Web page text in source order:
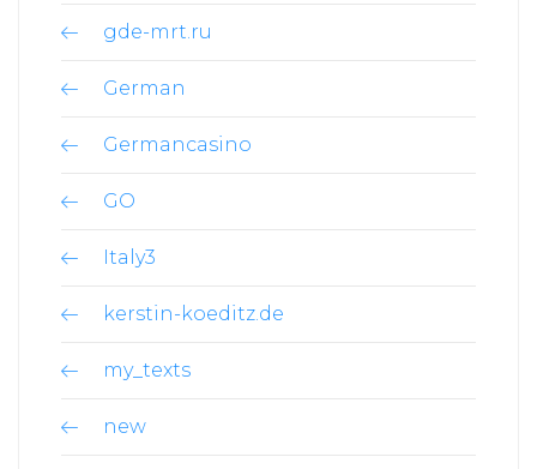
gde-mrt.ru
German
Germancasino
GO
Italy3
kerstin-koeditz.de
my_texts
new